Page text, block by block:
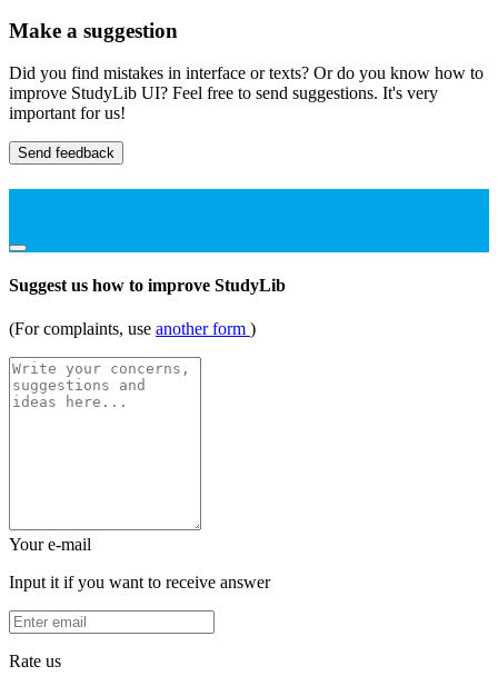
Make a suggestion
Did you find mistakes in interface or texts? Or do you know how to
improve StudyLib UI? Feel free to send suggestions. It's very
important for us!
Send feedback
Suggest us how to improve StudyLib
(For complaints, use another form )
Your e-mail
Input it if you want to receive answer
Rate us